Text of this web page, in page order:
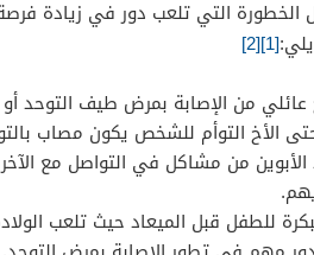
التي تلعب دور في زيادة
[1]
[2]
عائلي من الإصابة بمرض طيف التوحد
الأخ التوأم للشخص يكون مصاب
الأبوين من مشاكل في التواصل مع
للطفل قبل الميعاد حيث تلعب